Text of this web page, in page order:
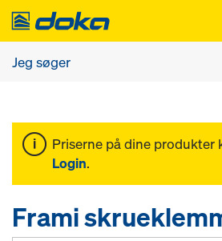
Priserne på dine produkter
Login.
Frami